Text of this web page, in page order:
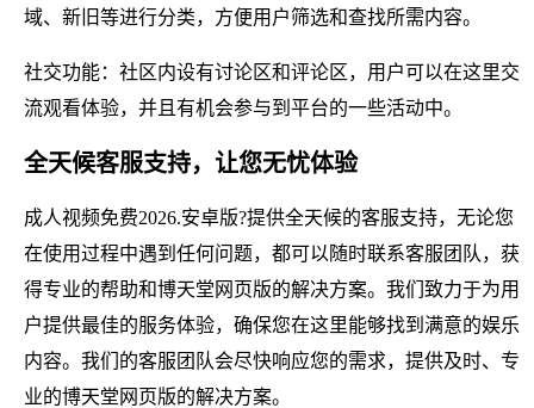
域、新旧等进行分类，方便用户筛选和查找所需内容。
社交功能：社区内设有讨论区和评论区，用户可以在这里交
流观看体验，并且有机会参与到平台的一些活动中。
全天候客服支持，让您无忧体验
成人视频免费2026.安卓版?提供全天候的客服支持，无论您
在使用过程中遇到任何问题，都可以随时联系客服团队，获
得专业的帮助和博天堂网页版的解决方案。我们致力于为用
户提供最佳的服务体验，确保您在这里能够找到满意的娱乐
内容。我们的客服团队会尽快响应您的需求，提供及时、专
业的博天堂网页版的解决方案。